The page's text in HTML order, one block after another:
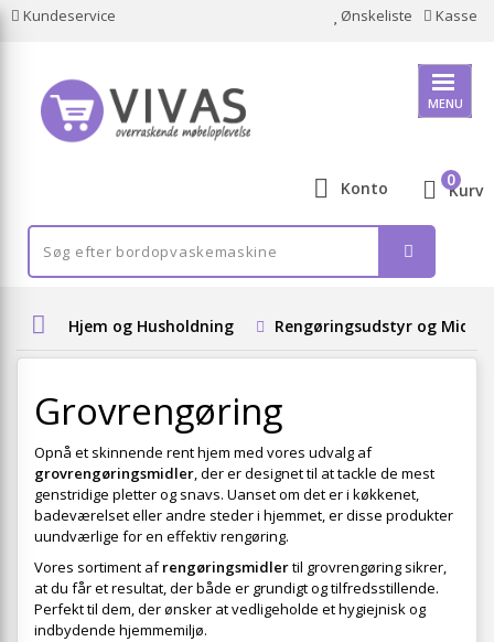
Kundeservice Ønskeliste Kasse
MENU
Konto Kurv
0
Hjem og Husholdning Rengøringsudstyr og Midler
Grovrengøring
Opnå et skinnende rent hjem med vores udvalg af
grovrengøringsmidler, der er designet til at tackle de mest
genstridige pletter og snavs. Uanset om det er i køkkenet,
badeværelset eller andre steder i hjemmet, er disse produkter
uundværlige for en effektiv rengøring.
Vores sortiment afrengøringsmidlertil grovrengøring sikrer,
at du får et resultat, der både er grundigt og tilfredsstillende.
Perfekt til dem, der ønsker at vedligeholde et hygiejnisk og
indbydende hjemmemiljø.